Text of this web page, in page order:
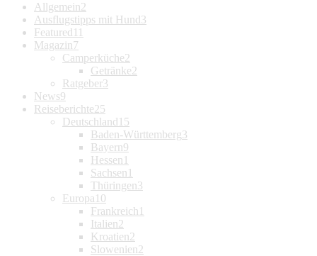
Allgemein2
Ausflugstipps mit Hund3
Featured 11
Magazin7
Camperküche2
Getränke2
Ratgeber3
News9
Reiseberichte25
Deutschland 15
Baden-Württemberg3
Bayern9
Hessen 1
Sachsen 1
Thüringen3
Europa 10
Frankreich 1
Italien2
Kroatien2
Slowenien2